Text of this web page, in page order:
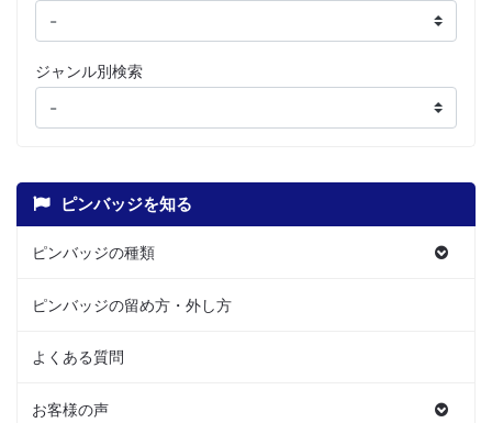
ジャンル別検索
ピンバッジを知る
ピンバッジの種類
ピンバッジの留め方・外し方
よくある質問
お客様の声